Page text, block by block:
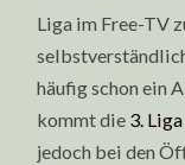
Liga im Free-TV
häufig schon ein
kommt die 3. Liga
jedoch bei den